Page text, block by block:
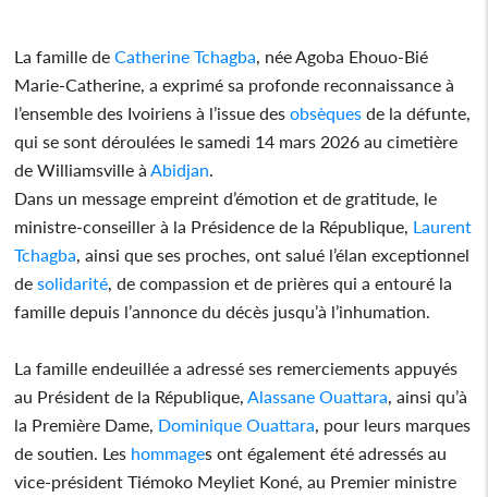
La famille deCatherine Tchagba , née Agoba Ehouo-Bié
Marie-Catherine, a exprimé sa profonde reconnaissance à
l’ensemble des Ivoiriens à l’issue des obsèques de la défunte,
qui se sont déroulées le samedi 14 mars 2026 au cimetière
de Williamsville à Abidjan
Dans un message empreint d’émotion et de gratitude, le
ministre-conseiller à la Présidence de la République, Laurent
Tchagba , ainsi que ses proches, ont salué l’élan exceptionnel
de solidarité , de compassion et de prières qui a entouré la
famille depuis l’annonce du décès jusqu’à l’inhumation.
La famille endeuillée a adressé ses remerciements appuyés
au Président de la République, Alassane Ouattara , ainsi qu’à
la Première Dame, Dominique Ouattara , pour leurs marques
de soutien. Les hommages ont également été adressés au
vice-président Tiémoko Meyliet Koné, au Premier ministre